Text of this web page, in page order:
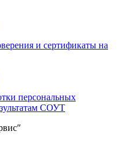
и сертификаты на
персональных
СОУТ